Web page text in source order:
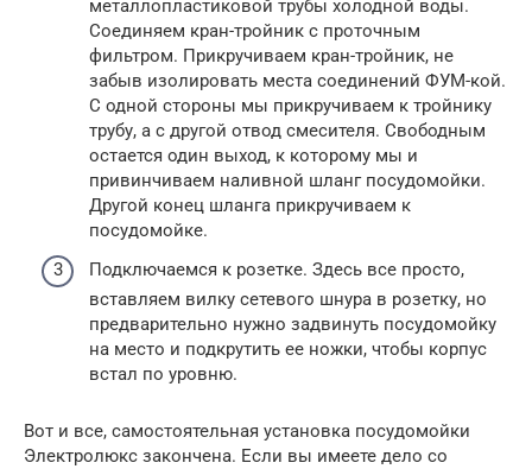
металлопластиковой трубы холодной воды.
Соединяем кран-тройник с проточным
фильтром. Прикручиваем кран-тройник, не
забыв изолировать места соединений ФУМ-кой.
С одной стороны мы прикручиваем к тройнику
трубу, а с другой отвод смесителя. Свободным
остается один выход, к которому мы и
привинчиваем наливной шланг посудомойки.
Другой конец шланга прикручиваем к
посудомойке.
Подключаемся к розетке. Здесь все просто,
вставляем вилку сетевого шнура в розетку, но
предварительно нужно задвинуть посудомойку
на место и подкрутить ее ножки, чтобы корпус
встал по уровню.
Вот и все, самостоятельная установка посудомойки
Электролюкс закончена. Если вы имеете дело со